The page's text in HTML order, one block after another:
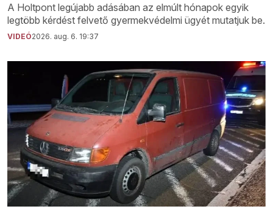
A Holtpont legújabb adásában az elmúlt hónapok egyik
legtöbb kérdést felvető gyermekvédelmi ügyét mutatjuk be.
VIDEÓ2026. aug. 6. 19:37